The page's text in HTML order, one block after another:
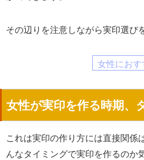
その辺りを注意しながら実印選び
女性におす
女性が実印を作る時期、
これは実印の作り方には直接関係
んなタイミングで実印を作るのか